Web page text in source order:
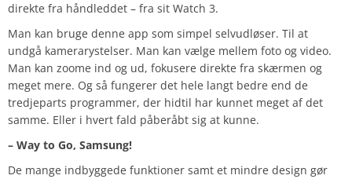
direkte fra håndleddet – fra sit Watch 3.
Man kan bruge denne app som simpel selvudløser. Til at
undgå kamerarystelser. Man kan vælge mellem foto og video.
Man kan zoome ind og ud, fokusere direkte fra skærmen og
meget mere. Og så fungerer det hele langt bedre end de
tredjeparts programmer, der hidtil har kunnet meget af det
samme. Eller i hvert fald påberåbt sig at kunne.
– Way to Go, Samsung!
De mange indbyggede funktioner samt et mindre design gør